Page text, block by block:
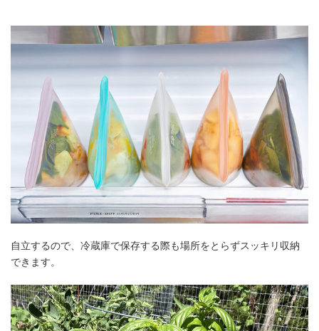
自立するので、冷蔵庫で保存する際も場所をとらずスッキリ収納
できます。